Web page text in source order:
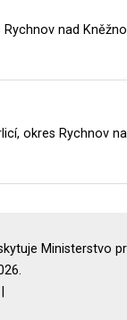
nad
okres Rychnov
Ministerstvo